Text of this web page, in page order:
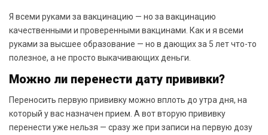
Я всеми руками за вакцинацию — но за вакцинацию
качественными и проверенными вакцинами. Как и я всеми
руками за высшее образование — но в дающих за 5 лет что-то
полезное, а не просто выкачивающих деньги.
Можно ли перенести дату прививки?
Переносить первую прививку можно вплоть до утра дня, на
который у вас назначен прием. А вот вторую прививку
перенести уже нельзя — сразу же при записи на первую дозу